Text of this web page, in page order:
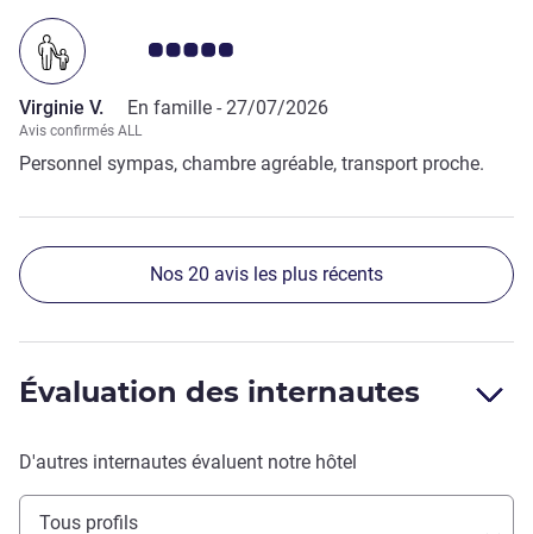
propre, la climatisation extrêmement bruyante et
dégageant une odeur.
Note Avis clients 5.0/5
Virginie V. En famille - 27/07/2026
Avis confirmés ALL
Personnel sympas, chambre agréable, transport proche.
Nos 20 avis les plus récents
Évaluation des internautes
D'autres internautes évaluent notre hôtel
Tous profils